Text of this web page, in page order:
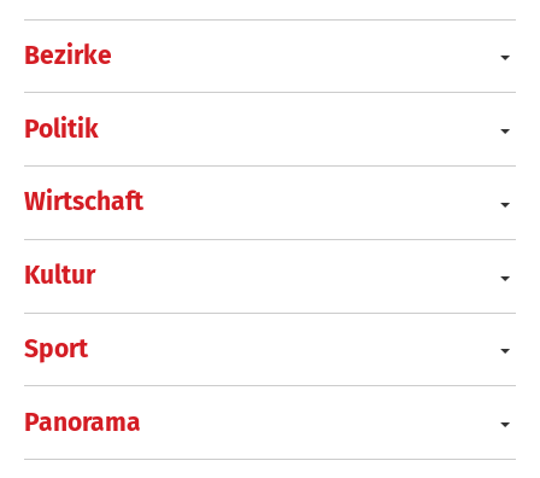
Bezirke
Politik
Wirtschaft
Kultur
Sport
Panorama